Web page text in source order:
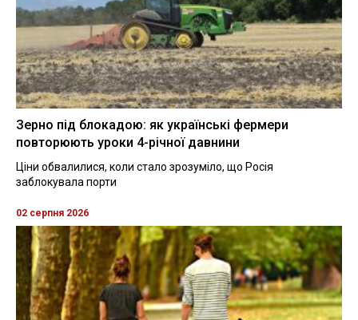
Зерно під блокадою: як українські фермери
повторюють уроки 4-річної давнини
Ціни обвалилися, коли стало зрозуміло, що Росія
заблокувала порти
02 серпня 2026